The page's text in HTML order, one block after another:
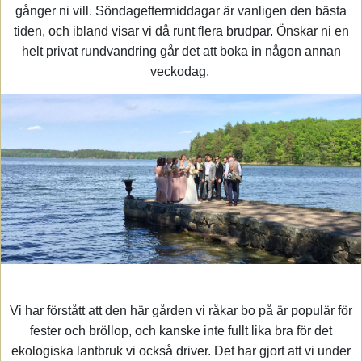
gånger ni vill. Söndageftermiddagar är vanligen den bästa
tiden, och ibland visar vi då runt flera brudpar. Önskar ni en
helt privat rundvandring går det att boka in någon annan
veckodag.
Vi har förstått att den här gården vi råkar bo på är populär för
fester och bröllop, och kanske inte fullt lika bra för det
ekologiska lantbruk vi också driver. Det har gjort att vi under